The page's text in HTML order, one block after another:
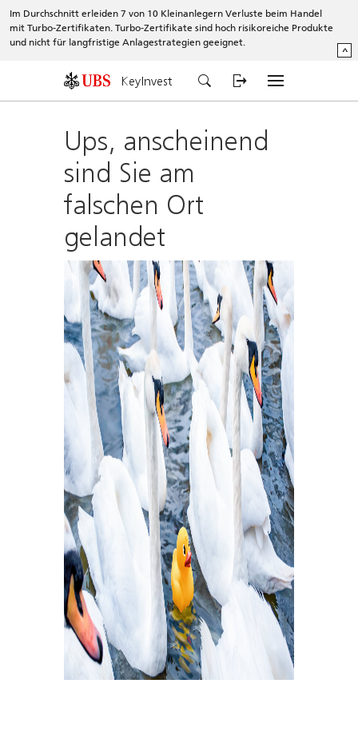
Im Durchschnitt erleiden 7 von 10 Kleinanlegern Verluste beim Handel
mit Turbo-Zertifikaten. Turbo-Zertifikate sind hoch risikoreiche Produkte
und nicht für langfristige Anlagestrategien geeignet.
^
KeyInvest
Ups, anscheinend
sind Sie am
falschen Ort
gelandet